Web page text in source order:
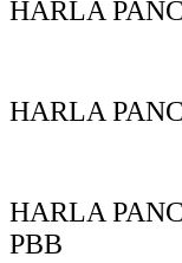
HARLA
HARLA
HARLA
PBB